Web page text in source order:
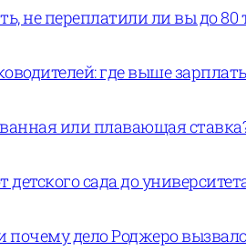
не переплатили ли вы до 80
где выше
или плавающая
сада до
почему дело Роджеро